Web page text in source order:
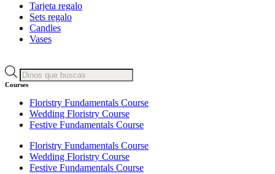
Tarjeta regalo
Sets regalo
Candles
Vases
Búsqueda
de
Courses
Floristry Fundamentals Course
Wedding Floristry Course
Festive Fundamentals Course
Floristry Fundamentals Course
Wedding Floristry Course
Festive Fundamentals Course